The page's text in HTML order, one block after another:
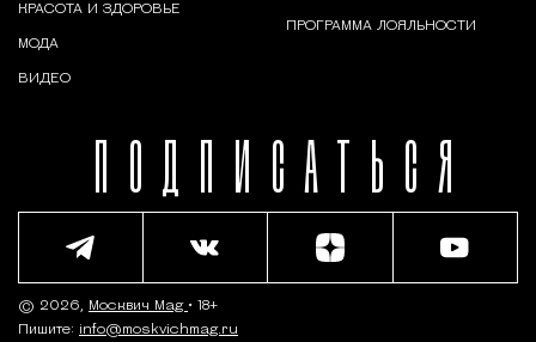
ПОДПИСАТЬСЯ
КРАСОТА И ЗДОРОВЬЕ
МОДА
ВИДЕО
ПРОГРАММА ЛОЯЛЬНОСТИ
© 2026, Москвич Mag • 18+
Пишите: info@moskvichmag.ru